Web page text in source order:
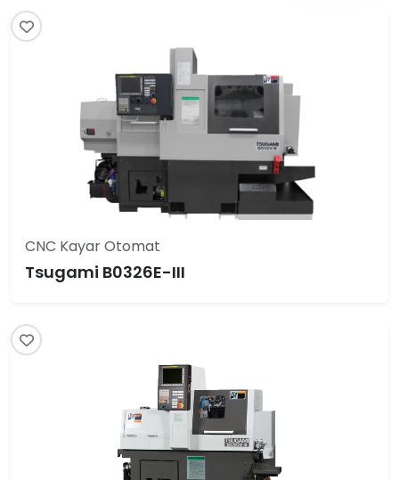
CNC Kayar Otomat
Tsugami B0326E-III